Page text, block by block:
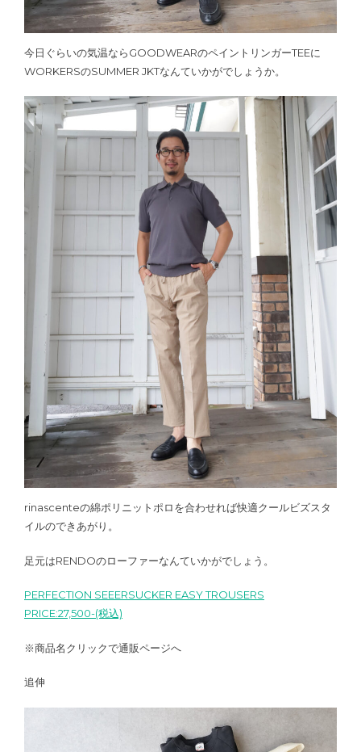
今日ぐらいの気温ならGOODWEARのペイントリンガーTEEに
WORKERSのSUMMER JKTなんていかがでしょうか。
rinascenteの綿ポリニットポロを合わせれば快適クールビズスタ
イルのできあがり。
足元はRENDOのローファーなんていかがでしょう。
PERFECTION SEEERSUCKER EASY TROUSERS
PRICE:27,500-(税込)
※商品名クリックで通販ページへ
追伸